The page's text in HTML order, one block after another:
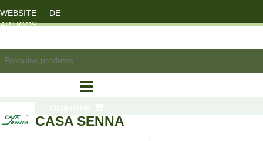
WEBSITE DE
ARTIGOS
CASA SENNA